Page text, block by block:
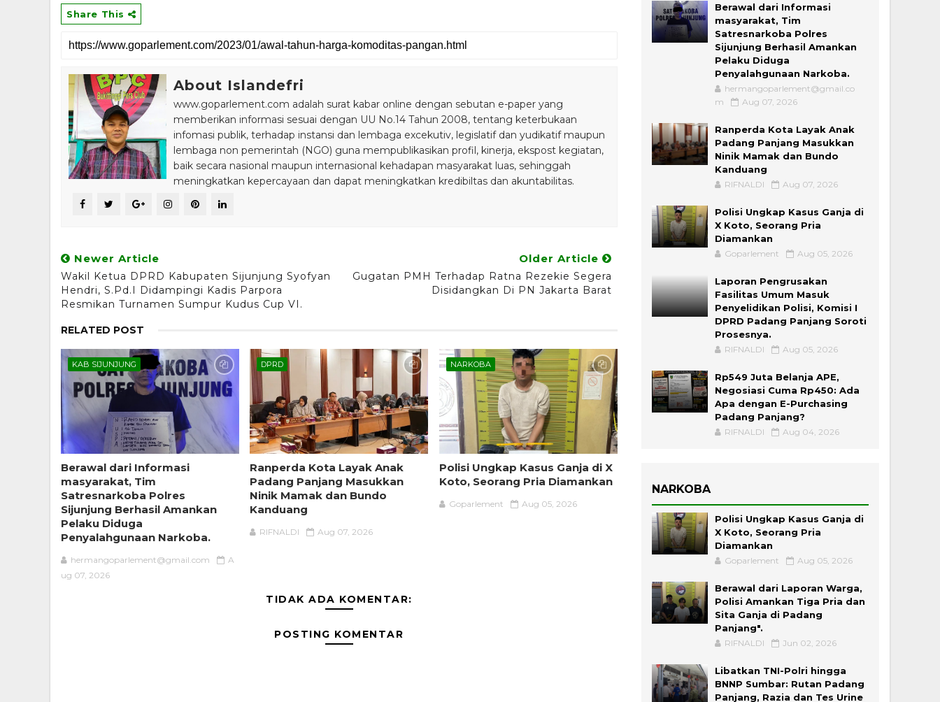
Share This
About Islandefri
www.goparlement.com adalah surat kabar online dengan sebutan e-paper yang
memberikan informasi sesuai dengan UU No.14 Tahun 2008, tentang keterbukaan
infomasi publik, terhadap instansi dan lembaga excekutiv, legislatif dan yudikatif maupun
lembaga non pemerintah (NGO) guna mempublikasikan profil, kinerja, ekspost kegiatan,
baik secara nasional maupun internasional kehadapan masyarakat luas, sehinggah
meningkatkan kepercayaan dan dapat meningkatkan kredibiltas dan akuntabilitas.
Newer Article
Wakil Ketua DPRD Kabupaten Sijunjung Syofyan
Hendri, S.Pd.I Didampingi Kadis Parpora
Resmikan Turnamen Sumpur Kudus Cup VI.
Older Article
Gugatan PMH Terhadap Ratna Rezekie Segera
Disidangkan Di PN Jakarta Barat
RELATED POST
KAB SIJUNJUNG
Berawal dari Informasi
masyarakat, Tim
Satresnarkoba Polres
Sijunjung Berhasil Amankan
Pelaku Diduga
Penyalahgunaan Narkoba.
hermangoparlement@gmail.com
A
ug 07, 2026
DPRD
Ranperda Kota Layak Anak
Padang Panjang Masukkan
Ninik Mamak dan Bundo
Kanduang
RIFNALDI Aug 07, 2026
NARKOBA
Polisi Ungkap Kasus Ganja di X
Koto, Seorang Pria Diamankan
Goparlement Aug 05, 2026
TIDAK ADA KOMENTAR:
POSTING KOMENTAR
Berawal dari Informasi
masyarakat, Tim
Satresnarkoba Polres
Sijunjung Berhasil Amankan
Pelaku Diduga
Penyalahgunaan Narkoba.
hermangoparlement@gmail.co
m
Aug 07, 2026
Ranperda Kota Layak Anak
Padang Panjang Masukkan
Ninik Mamak dan Bundo
Kanduang
RIFNALDI Aug 07, 2026
Polisi Ungkap Kasus Ganja di
X Koto, Seorang Pria
Diamankan
Goparlement Aug 05, 2026
Laporan Pengrusakan
Fasilitas Umum Masuk
Penyelidikan Polisi, Komisi I
DPRD Padang Panjang Soroti
Prosesnya.
RIFNALDI Aug 05, 2026
Rp549 Juta Belanja APE,
Negosiasi Cuma Rp450: Ada
Apa dengan E-Purchasing
Padang Panjang?
RIFNALDI Aug 04, 2026
NARKOBA
Polisi Ungkap Kasus Ganja di
X Koto, Seorang Pria
Diamankan
Goparlement Aug 05, 2026
Berawal dari Laporan Warga,
Polisi Amankan Tiga Pria dan
Sita Ganja di Padang
Panjang".
RIFNALDI Jun 02, 2026
Libatkan TNI-Polri hingga
BNNP Sumbar: Rutan Padang
Panjang, Razia dan Tes Urine